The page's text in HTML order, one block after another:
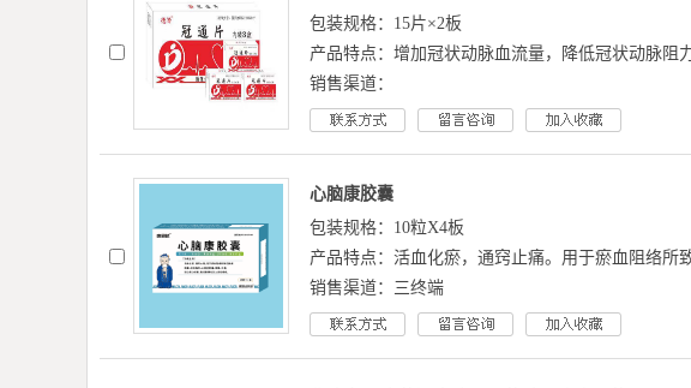
包装规格：15片×2板
产品特点：增加冠状动脉血流量，降低冠状动脉阻
销售渠道：
心脑康胶囊
包装规格：10粒X4板
产品特点：活血化瘀，通窍止痛。用于瘀血阻络所
销售渠道：三终端